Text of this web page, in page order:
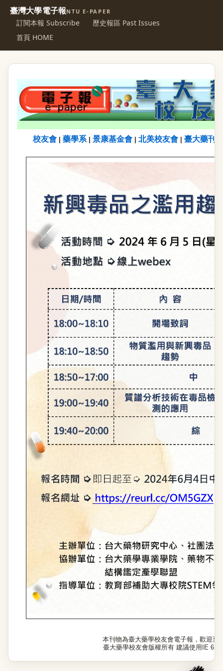
臺灣大學電子報NTU E-PAPER
訂閱本報 Subscribe
歷史報區 Past Issues
首頁 HOME
校友會 藥學系| 景康基金會 北美校友會 臺大藥刊
本刊物為臺大藥學校友會電子報，歡迎至
臺大藥學校友會版權所有 建議使用IE 6.0